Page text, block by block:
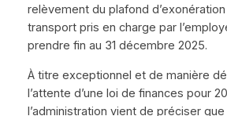
relèvement du plafond
transport pris en charge par
prendre fin au 31 décembre 2025.
À titre exceptionnel et de manière
l’attente d’une loi de finances pour
l’administration vient de préciser